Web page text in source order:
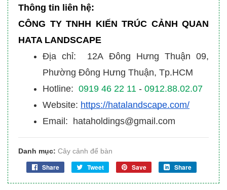
Thông tin liên hệ:
CÔNG TY TNHH KIẾN TRÚC CẢNH QUAN
HATA LANDSCAPE
Địa chỉ: 12A Đông Hưng Thuận 09,
Phường Đông Hưng Thuận, Tp.HCM
Hotline: 0919 46 22 11 - 0912.88.02.07
Website: https://hatalandscape.com/
Email: hataholdings@gmail.com
Danh mục: Cây cảnh để bàn
Share Tweet Save Share